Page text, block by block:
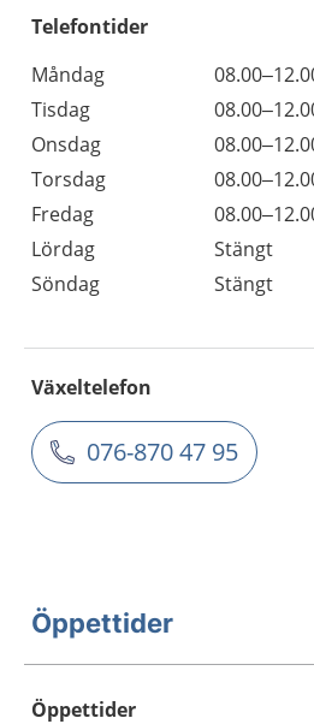
Telefontider
Måndag
Tisdag
Onsdag
Torsdag
Fredag
Lördag
Stängt
Söndag
Stängt
Växeltelefon
076-870 47 95
Öppettider
Öppettider